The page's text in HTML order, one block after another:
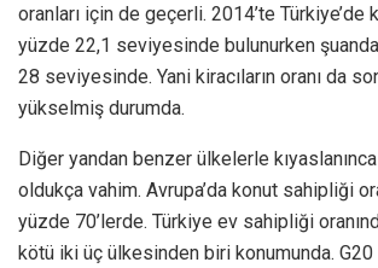
oranları için de geçerli. 2014’te Türkiye’de
yüzde 22,1 seviyesinde bulunurken
28 seviyesinde. Yani kiracıların oranı da
yükselmiş durumda.
Diğer yandan benzer ülkelerle
oldukça vahim. Avrupa’da konut sahipliği
yüzde 70’lerde. Türkiye ev sahipliği
kötü iki üç ülkesinden biri konumunda. G20